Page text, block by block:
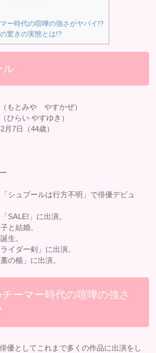
ー時代の喧嘩の強さがヤバイ!?
驚きの実態とは!?
ル
もとみや やすかぜ）
らい やすゆき）
月7日（44歳）
「シュプールは行方不明」で俳優デビュ
SALE!」に出演。
と結婚。
生。
イダー剣」に出演。
の楯」に出演。
ーマー時代の喧嘩の強さ
優としてこれまで多くの作品に出演をし